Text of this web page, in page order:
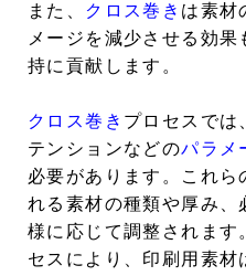
また、
クロス巻き は素材
メージを減少させる効
持に貢献します。
クロス巻き プロセスでは
テンションなどのパラメ
必要があります。これら
れる素材の種類や厚み、
様に応じて調整されます
セスにより、印刷用素材